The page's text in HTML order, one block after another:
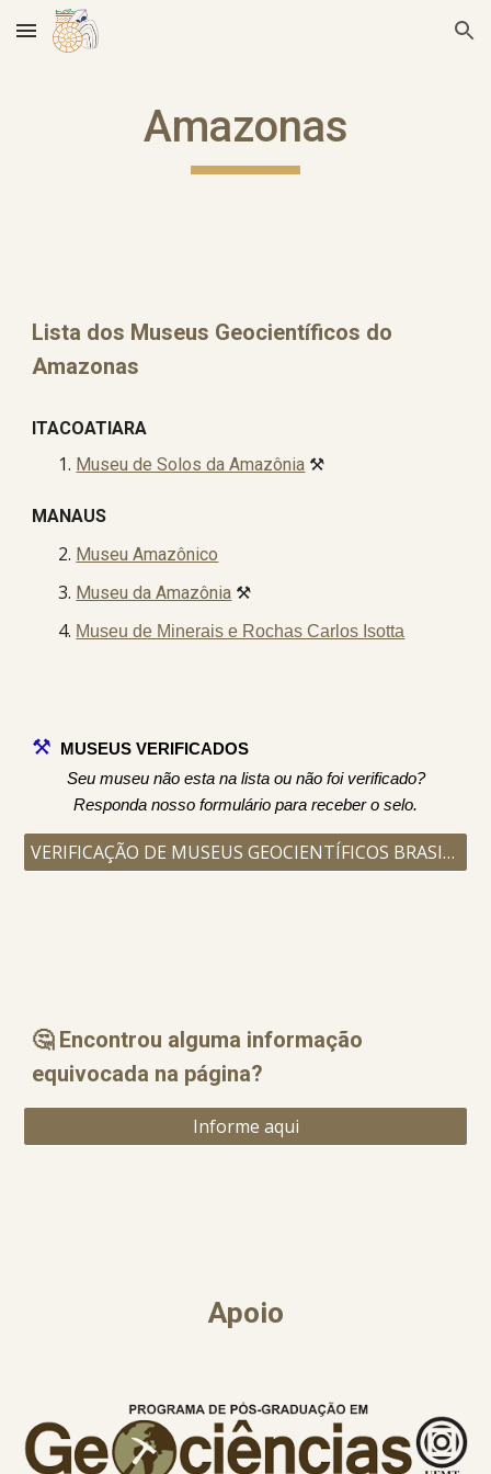
Skip to main content Skip to navigation
Amazonas
Lista dos Museus Geocientíficos do
Amazonas
ITACOATIARA
Museu de Solos da Amazônia ⚒️
MANAUS
Museu Amazônico
Museu da Amazônia ⚒️
Museu de Minerais e Rochas Carlos Isotta
⚒️
MUSEUS VERIFICADOS
Seu museu não esta na lista ou não foi verificado?
Responda nosso formulário para receber o selo.
VERIFICAÇÃO DE MUSEUS GEOCIENTÍFICOS BRASILEIROS
🤔 Encontrou alguma informação
equivocada na página?
Informe aqui
Apoio